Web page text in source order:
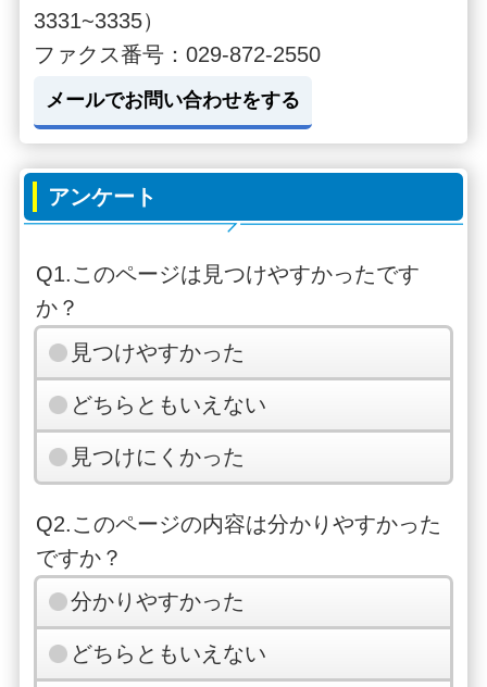
3331~3335）
ファクス番号：029-872-2550
メールでお問い合わせをする
アンケート
Q1.このページは見つけやすかったです
か？
見つけやすかった
どちらともいえない
見つけにくかった
Q2.このページの内容は分かりやすかった
ですか？
分かりやすかった
どちらともいえない